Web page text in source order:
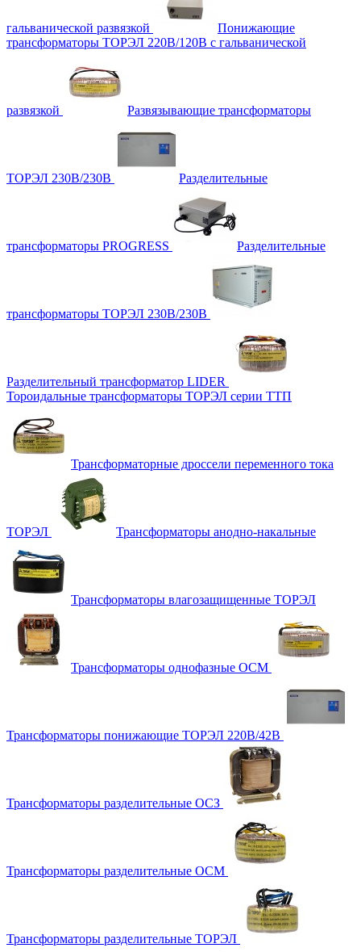
гальванической развязкой
Понижающие
трансформаторы ТОРЭЛ 220В/120В с гальванической
развязкой Развязывающие трансформаторы
ТОРЭЛ 230В/230В Разделительные
трансформаторы PROGRESS Разделительные
трансформаторы ТОРЭЛ 230В/230В
Разделительный трансформатор LIDER
Тороидальные трансформаторы ТОРЭЛ серии ТТП
Трансформаторные дроссели переменного тока
ТОРЭЛ Трансформаторы анодно-накальные
Трансформаторы влагозащищенные ТОРЭЛ
Трансформаторы однофазные ОСМ
Трансформаторы понижающие ТОРЭЛ 220В/42В
Трансформаторы разделительные ОСЗ
Трансформаторы разделительные ОСМ
Трансформаторы разделительные ТОРЭЛ